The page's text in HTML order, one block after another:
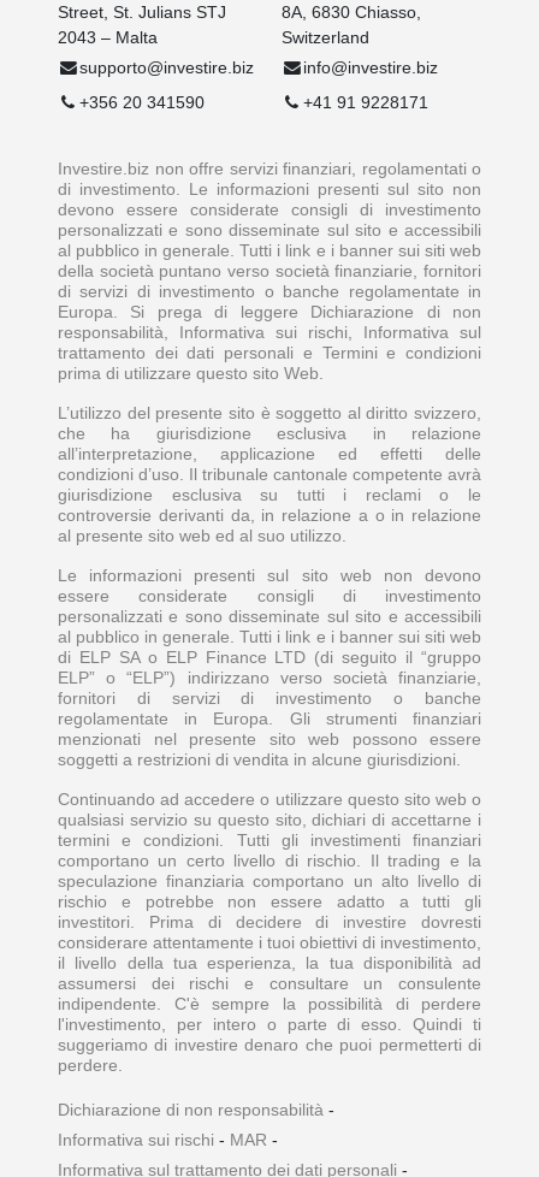
Street, St. Julians STJ
2043 – Malta
supporto@investire.biz
+356 20 341590
8A, 6830 Chiasso,
Switzerland
info@investire.biz
+41 91 9228171
Investire.biz non offre servizi finanziari, regolamentati o
di investimento. Le informazioni presenti sul sito non
devono essere considerate consigli di investimento
personalizzati e sono disseminate sul sito e accessibili
al pubblico in generale. Tutti i link e i banner sui siti web
della società puntano verso società finanziarie, fornitori
di servizi di investimento o banche regolamentate in
Europa. Si prega di leggere Dichiarazione di non
responsabilità, Informativa sui rischi, Informativa sul
trattamento dei dati personali e Termini e condizioni
prima di utilizzare questo sito Web.
L’utilizzo del presente sito è soggetto al diritto svizzero,
che ha giurisdizione esclusiva in relazione
all’interpretazione, applicazione ed effetti delle
condizioni d’uso. Il tribunale cantonale competente avrà
giurisdizione esclusiva su tutti i reclami o le
controversie derivanti da, in relazione a o in relazione
al presente sito web ed al suo utilizzo.
Le informazioni presenti sul sito web non devono
essere considerate consigli di investimento
personalizzati e sono disseminate sul sito e accessibili
al pubblico in generale. Tutti i link e i banner sui siti web
di ELP SA o ELP Finance LTD (di seguito il “gruppo
ELP” o “ELP”) indirizzano verso società finanziarie,
fornitori di servizi di investimento o banche
regolamentate in Europa. Gli strumenti finanziari
menzionati nel presente sito web possono essere
soggetti a restrizioni di vendita in alcune giurisdizioni.
Continuando ad accedere o utilizzare questo sito web o
qualsiasi servizio su questo sito, dichiari di accettarne i
termini e condizioni. Tutti gli investimenti finanziari
comportano un certo livello di rischio. Il trading e la
speculazione finanziaria comportano un alto livello di
rischio e potrebbe non essere adatto a tutti gli
investitori. Prima di decidere di investire dovresti
considerare attentamente i tuoi obiettivi di investimento,
il livello della tua esperienza, la tua disponibilità ad
assumersi dei rischi e consultare un consulente
indipendente. C'è sempre la possibilità di perdere
l'investimento, per intero o parte di esso. Quindi ti
suggeriamo di investire denaro che puoi permetterti di
perdere.
Dichiarazione di non responsabilità -
Informativa sui rischi - MAR -
Informativa sul trattamento dei dati personali -